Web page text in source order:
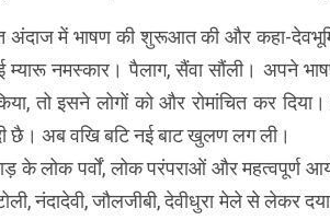
अंदाज में भाषण की शुरूआत की और कहा-देवभूमि
म्यारू नमस्कार। पैलाग, सैंवा सौंली। अपने
तो इसने लोगों को और रोमांचित कर
छै। अब वखि बटि नई बाट खुलण लग ली।
के लोक पर्वों, लोक परंपराओं और महत्वपूर्ण
नंदादेवी, जौलजीबी, देवीधुरा मेले से लेकर